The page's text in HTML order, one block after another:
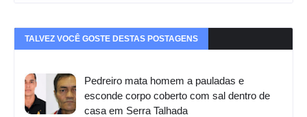
TALVEZ VOCÊ GOSTE DESTAS POSTAGENS
Pedreiro mata homem a pauladas e
esconde corpo coberto com sal dentro de
casa em Serra Talhada